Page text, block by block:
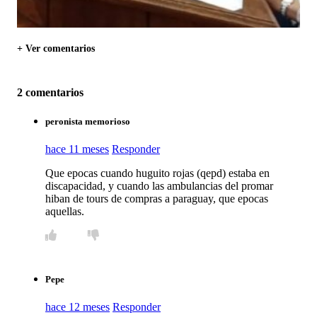
+ Ver comentarios
2 comentarios
peronista memorioso
hace 11 meses Responder
Que epocas cuando huguito rojas (qepd) estaba en
discapacidad, y cuando las ambulancias del promar
hiban de tours de compras a paraguay, que epocas
aquellas.
Pepe
hace 12 meses Responder